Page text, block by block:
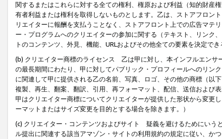
関するまたはこれらに対する全ての権利、権原および利益（知的財産
有者利益または権利を取得しないものとします。乙は、ストアフロン
リエイターに報酬を支払うことなく、ストアフロント上での広告マテ
ー・プログラムへのクリエイターの参加に関する（テキスト、リンク
トのコンテンツ、外見、機能、URLおよびその他全ての要素を決定で
(b) クリエイター商標のライセンス 乙は甲に対し、本インフルエンサ
の最長期間にわたり、甲に対してパブリック・プロフィールへのリン
に関連して甲に提供される乙の名前、写真、ロゴ、その他の商標（以
複製、再生、翻案、翻訳、引用、再フォーマット、配信、送信および
甲はクリエイター商標についてクリエイターが提供した形状から変更
ーマットまたはサイズ変更を目的とする場合を除きます。）
(c) クリエイター・コンテンツおよびサイト 疑義を避けるためにいう
ル提出に関連する該当アマゾン・サイトの利用規約の規定に従い、か